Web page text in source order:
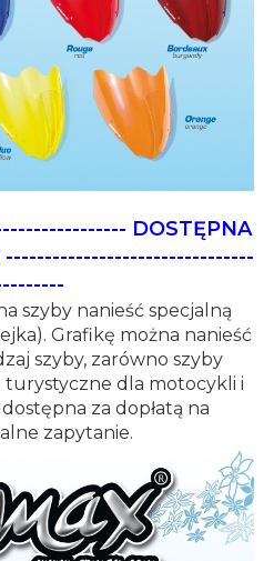
DOSTĘPNA
--------------------------------
szyby nanieść specjalną
Grafikę można nanieść
szyby, zarówno szyby
dla motocykli i
za dopłatą na
zapytanie.